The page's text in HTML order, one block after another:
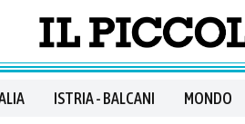
ISTRIA - BALCANI MONDO